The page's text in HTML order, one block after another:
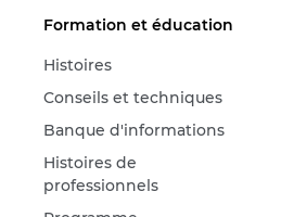
Formation et éducation
Histoires
Conseils et techniques
Banque d'informations
Histoires de
professionnels